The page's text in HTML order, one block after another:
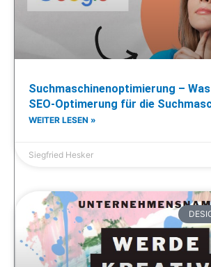
Suchmaschinenoptimierung –
SEO-Optimerung für die
WEITER LESEN »
Siegfried Hesker